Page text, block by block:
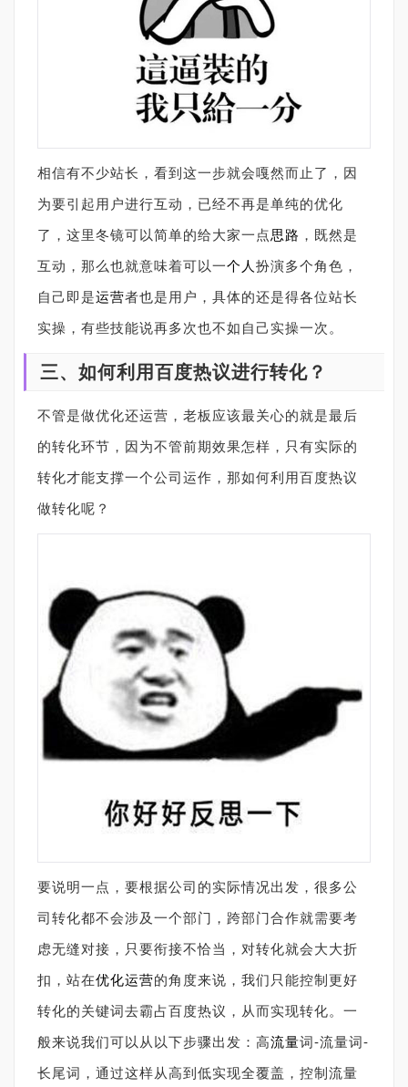
相信有不少站长，看到这一步就会嘎然而止了，因
为要引起用户进行互动，已经不再是单纯的优化
了，这里冬镜可以简单的给大家一点思路 ，既然是
互动，那么也就意味着可以一个人 扮演多个角色，
自己即是运营者也是用户，具体的还是得各位站长
实操，有些技能说再多次也不如自己实操一次。
三、如何利用百度热议进行转化？
不管是做优化还运营，老板应该最关心的就是最后
的转化环节，因为不管前期效果怎样，只有实际的
转化才能支撑一个公司运作，那如何利用百度热议
做转化呢？
要说明一点，要根据公司的实际情况出发，很多公
司转化都不会涉及一个部门，跨部门合作就需要考
虑无缝对接，只要衔接不恰当，对转化就会大大折
扣，站在优化运营的角度来说，我们只能控制更好
转化的关键词去霸占百度热议，从而实现转化。一
般来说我们可以从以下步骤出发：高流量词-流量词-
长尾词，通过这样从高到低实现全覆盖，控制流量